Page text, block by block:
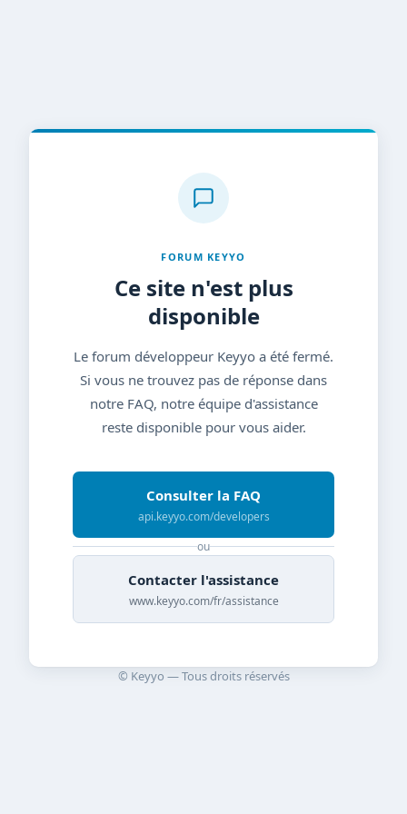
FORUM KEYYO
Ce site n'est plus
disponible
Le forum développeur Keyyo a été fermé.
Si vous ne trouvez pas de réponse dans
notre FAQ, notre équipe d'assistance
reste disponible pour vous aider.
Consulter la FAQ
api.keyyo.com/developers
ou
Contacter l'assistance
www.keyyo.com/fr/assistance
© Keyyo — Tous droits réservés